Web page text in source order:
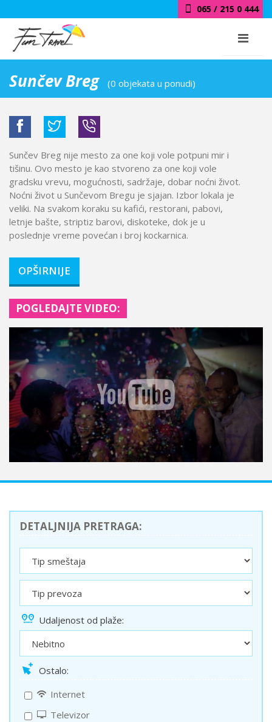
065 / 215 0 444
Sunčev Breg (0 objekata u ponudi)
Sunčev Breg nije mesto za one koji vole potpuni mir i
tišinu. Ovo mesto je kao stvoreno za one koji vole
gradsku vrevu, mogućnosti, sadržaje, dobar noćni život.
Noćni život u Sunčevom Bregu je sjajan. Izbor lokala je
veliki. Na svakom koraku su kafići, restorani, pabovi,
letnje bašte, striptiz barovi, diskoteke, dok je u
poslednje vreme povećan i broj kockarnica.
OPŠIRNIJE
POGLEDAJTE VIDEO:
DETALJNIJA PRETRAGA:
Udaljenost od plaže:
Ostalo:
Internet
Televizor